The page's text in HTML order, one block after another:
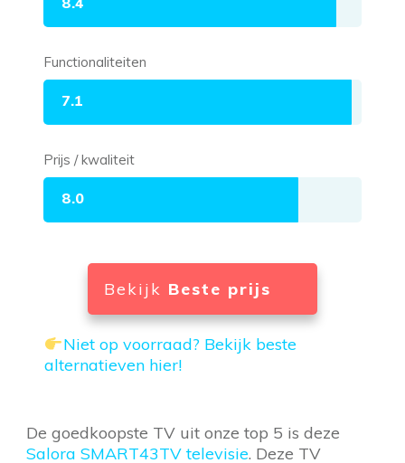
Functionaliteiten
7.1
Prijs / kwaliteit
8.0
Bekijk Beste prijs
Niet op voorraad? Bekijk beste
alternatieven hier!
De goedkoopste TV uit onze top 5 is deze
Salora SMART43TV televisie. Deze TV